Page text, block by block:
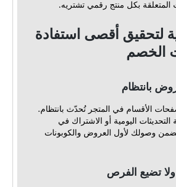
المتعلقة بكل منتج رقمي تشتريه.
لتحقيق أقصى استفادة
الخصم
بانتظام
الأقسام في المتجر تُحدّث بانتظام.
اليومية أو الاشتراك في
يضمن وصولك لأول العروض والكوبونات
تضيع الفرص